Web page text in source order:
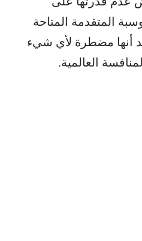
المتقدمة المتاحة
أنها مضطرة لأي شيء
العالمية.